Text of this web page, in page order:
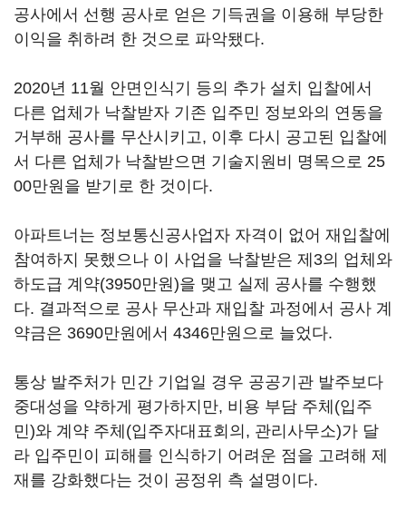
공사에서 선행 공사로 얻은 기득권을 이용해 부당한
이익을 취하려 한 것으로 파악됐다.
2020년 11월 안면인식기 등의 추가 설치 입찰에서
다른 업체가 낙찰받자 기존 입주민 정보와의 연동을
거부해 공사를 무산시키고, 이후 다시 공고된 입찰에
서 다른 업체가 낙찰받으면 기술지원비 명목으로 25
00만원을 받기로 한 것이다.
아파트너는 정보통신공사업자 자격이 없어 재입찰에
참여하지 못했으나 이 사업을 낙찰받은 제3의 업체와
하도급 계약(3950만원)을 맺고 실제 공사를 수행했
다. 결과적으로 공사 무산과 재입찰 과정에서 공사 계
약금은 3690만원에서 4346만원으로 늘었다.
통상 발주처가 민간 기업일 경우 공공기관 발주보다
중대성을 약하게 평가하지만, 비용 부담 주체(입주
민)와 계약 주체(입주자대표회의, 관리사무소)가 달
라 입주민이 피해를 인식하기 어려운 점을 고려해 제
재를 강화했다는 것이 공정위 측 설명이다.